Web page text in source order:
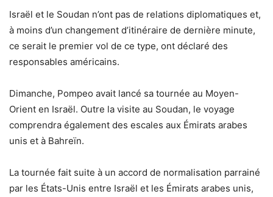
Israël et le Soudan n’ont pas de relations diplomatiques et,
à moins d’un changement d’itinéraire de dernière minute,
ce serait le premier vol de ce type, ont déclaré des
responsables américains.
Dimanche, Pompeo avait lancé sa tournée au Moyen-
Orient en Israël. Outre la visite au Soudan, le voyage
comprendra également des escales aux Émirats arabes
unis et à Bahreïn.
La tournée fait suite à un accord de normalisation parrainé
par les États-Unis entre Israël et les Émirats arabes unis,